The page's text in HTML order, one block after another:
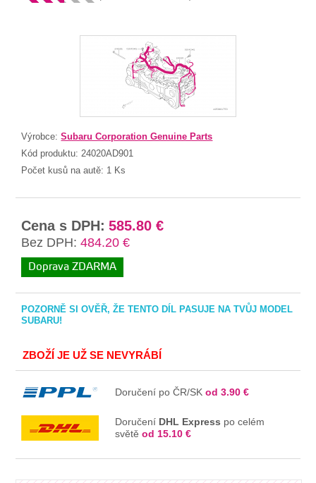
Výrobce:Subaru Corporation Genuine Parts
Kód produktu:24020AD901
Počet kusů na autě: 1 Ks
Cena s DPH: 585.80 €
Bez DPH: 484.20 €
Doprava ZDARMA
POZORNĚ SI OVĚŘ, ŽE TENTO DÍL PASUJE NA TVŮJ MODEL
SUBARU!
ZBOŽÍ JE UŽ SE NEVYRÁBÍ
Doručení po ČR/SKod 3.90 €
Doručení DHL Express po celém
světěod 15.10 €